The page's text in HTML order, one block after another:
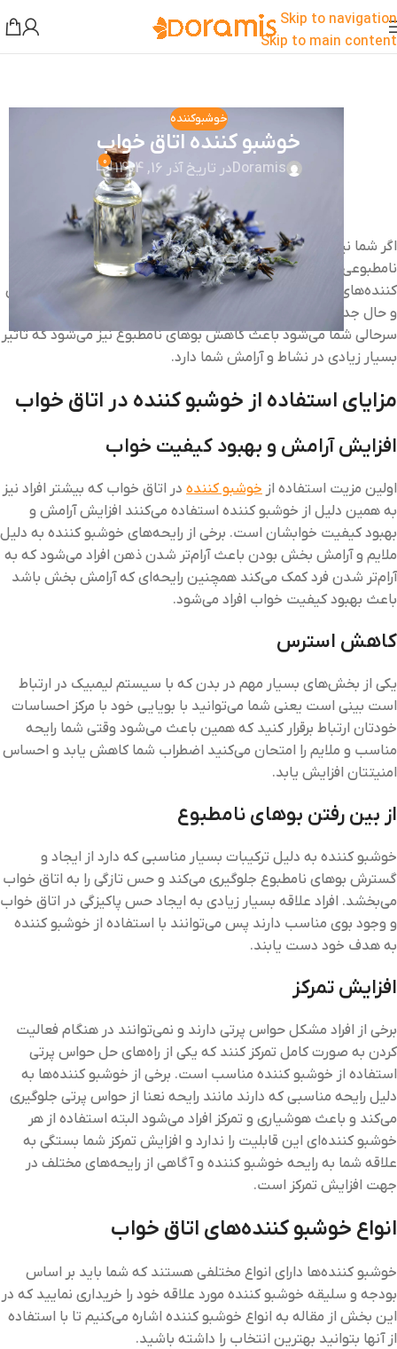
Skip to navigation
Skip to main content
خوشبوکننده
خوشبو کننده اتاق خواب
Doramisدر تاریخ آذر 16, 1404 0
اگر شما نیز از اتاق خواب خود خسته شده‌اید یا به دلیل بوهای
نامطبوعی که وجود دارد از آن دل زده شده‌اید می‌توانید از خوشبو
کننده‌های مناسب استفاده نمایید. خوشبو کننده علاوه بر اینکه حس
و حال جدیدی را در اتاق خواب شما به وجود می‌آورد و باعث آرامش و
سرحالی شما می‌شود باعث کاهش بوهای نامطبوع نیز می‌شود که تاثیر
بسیار زیادی در نشاط و آرامش شما دارد.
مزایای استفاده از خوشبو کننده در اتاق خواب
افزایش آرامش و بهبود کیفیت خواب
اولین مزیت استفاده از خوشبو کننده در اتاق خواب که بیشتر افراد نیز
به همین دلیل از خوشبو کننده استفاده می‌کنند افزایش آرامش و
بهبود کیفیت خوابشان است. برخی از رایحه‌های خوشبو کننده به دلیل
ملایم و آرامش بخش بودن باعث آرام‌تر شدن ذهن افراد می‌شود که به
آرام‌تر شدن فرد کمک می‌کند همچنین رایحه‌ای که آرامش بخش باشد
باعث بهبود کیفیت خواب افراد می‌شود.
کاهش استرس
یکی از بخش‌های بسیار مهم در بدن که با سیستم لیمبیک در ارتباط
است بینی است یعنی شما می‌توانید با بویایی خود با مرکز احساسات
خودتان ارتباط برقرار کنید که همین باعث می‌شود وقتی شما رایحه
مناسب و ملایم را امتحان می‌کنید اضطراب شما کاهش یابد و احساس
امنیتتان افزایش یابد.
از بین رفتن بوهای نامطبوع
خوشبو کننده به دلیل ترکیبات بسیار مناسبی که دارد از ایجاد و
گسترش بوهای نامطبوع جلوگیری می‌کند و حس تازگی را به اتاق خواب
می‌بخشد. افراد علاقه بسیار زیادی به ایجاد حس پاکیزگی در اتاق خواب
و وجود بوی مناسب دارند پس می‌توانند با استفاده از خوشبو کننده
به هدف خود دست یابند.
افزایش تمرکز
برخی از افراد مشکل حواس پرتی دارند و نمی‌توانند در هنگام فعالیت
کردن به صورت کامل تمرکز کنند که یکی از راه‌های حل حواس پرتی
استفاده از خوشبو کننده مناسب است. برخی از خوشبو کننده‌ها به
دلیل رایحه مناسبی که دارند مانند رایحه نعنا از حواس پرتی جلوگیری
می‌کند و باعث هوشیاری و تمرکز افراد می‌شود البته استفاده از هر
خوشبو کننده‌ای این قابلیت را ندارد و افزایش تمرکز شما بستگی به
علاقه شما به رایحه خوشبو کننده و آگاهی از رایحه‌های مختلف در
جهت افزایش تمرکز است.
انواع خوشبو کننده‌های اتاق خواب
خوشبو کننده‌ها دارای انواع مختلفی هستند که شما باید بر اساس
بودجه و سلیقه خوشبو کننده مورد علاقه خود را خریداری نمایید که در
این بخش از مقاله به انواع خوشبو کننده اشاره می‌کنیم تا با استفاده
از آنها بتوانید بهترین انتخاب را داشته باشید.